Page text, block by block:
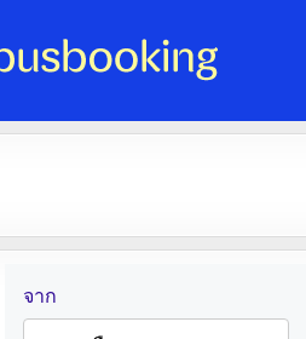
ไลน์ 24 ชั่วโมง